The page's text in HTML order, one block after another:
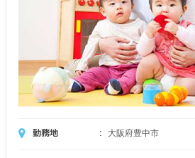
勤務地 大阪府豊中市